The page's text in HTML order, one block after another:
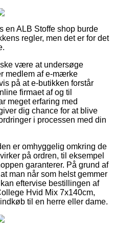
en ALB Stoffe shop burde
regler, men det er for det
være at undersøge
medlem af e-mærke
på at e-butikken forstår
firmaet af og til
meget erfaring med
dig chance for at blive
i processen med din
er omhyggelig omkring de
på ordren, til eksempel
garanterer. På grund af
man når som helst gemmer
eftervise bestillingen af
Hvid Mix 7x140cm,
til en herre eller dame.